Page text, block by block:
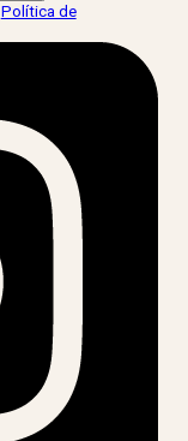
Política de